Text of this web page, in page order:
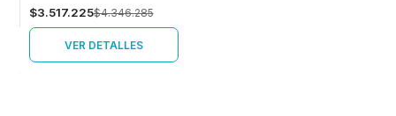
$3.517.225$4.346.285
VER DETALLES